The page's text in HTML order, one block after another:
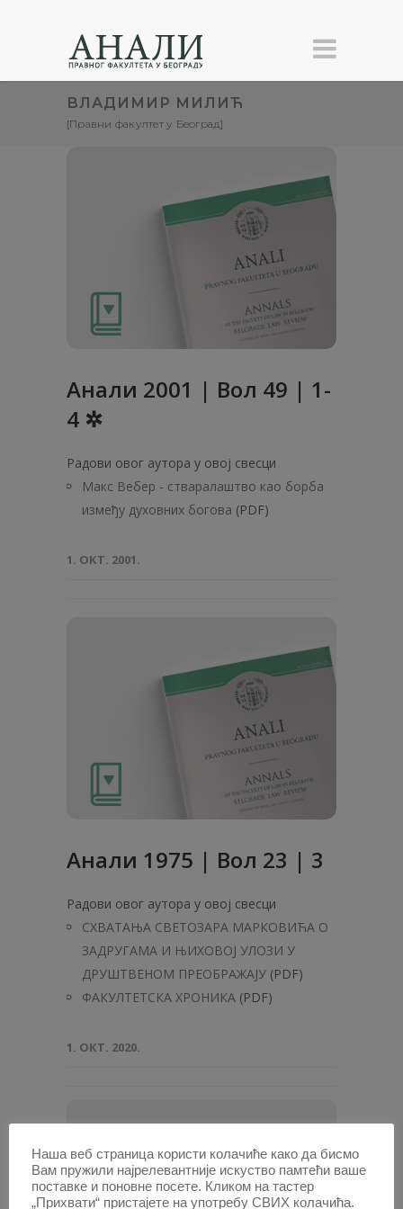
ВЛАДИМИР МИЛИЋ
[Правни факултет у Београд]
Анaли 2001 | Вол 49 | 1-
4 ✲
Радови овог аутора у овој свесци
Макс Вебер - стваралаштво као борба
између духовних богова (PDF)
1. ОКТ. 2001.
Анaли 1975 | Вол 23 | 3
Радови овог аутора у овој свесци
СХВАТАЊА СВЕТОЗАРА МАРКОВИЋА О
ЗАДРУГАМА И ЊИХОВОЈ УЛОЗИ У
ДРУШТВЕНОМ ПРЕОБРАЖАЈУ (PDF)
ФАКУЛТЕТСКА ХРОНИКА (PDF)
1. ОКТ. 2020.
Унесите
име
Наша веб страница користи колачиће како да бисмо
Вам пружили најрелевантније искуство памтећи ваше
поставке и поновне посете. Кликом на тастер
„Прихвати“ пристајете на употребу СВИХ колачића.